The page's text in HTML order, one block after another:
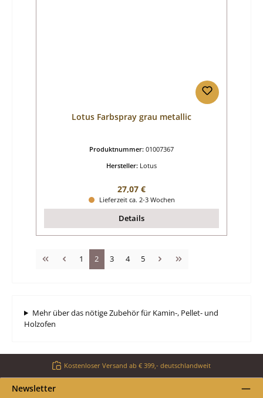
Lotus Farbspray grau metallic
Produktnummer: 01007367
Hersteller: Lotus
Regulärer Preis:
27,07 €
Lieferzeit ca. 2-3 Wochen
Details
Seite
1 Seite
2 Seite
3 Seite
4 Seite
5
Mehr über das nötige Zubehör für Kamin-, Pellet- und
Holzofen
Kostenloser Versand ab € 399,- deutschlandweit
Newsletter